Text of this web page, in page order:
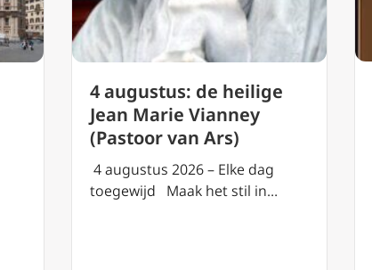
4 augustus: de heilige
Jean Marie Vianney
(Pastoor van Ars)
4 augustus 2026 – Elke dag
toegewijd Maak het stil in…